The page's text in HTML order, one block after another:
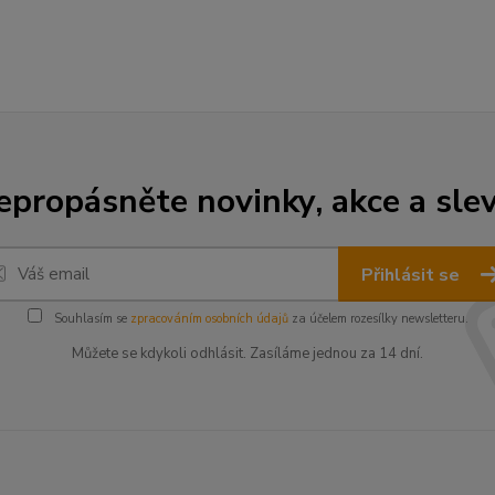
novinky, akce a
Přihlásit se
Souhlasím se zpracováním osobních údajůza účelem rozesílky newsletteru.
Můžete se kdykoli odhlásit. Zasíláme jednou za 14 dní.